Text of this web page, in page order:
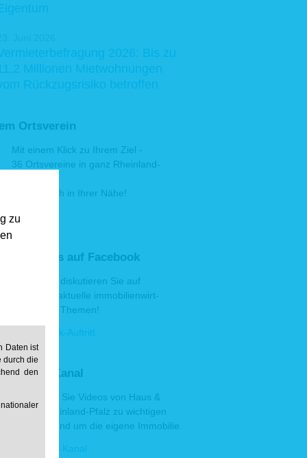
2026: Bis zu
Millionen Mietwohnungen
Rückzugsrisiko betroffen
Ortsverein
Mit einem Klick zu Ihrem Ziel -
36 Ortsvereine in ganz Rheinland-
Grund ist auch in Ihrer Nähe!
Ortsverein
Sie uns auf Facebook
Lesen und disku­tie­ren Sie auf
Facebook aktu­elle immo­bi­lien­wirt­
schaft­liche Themen!
Facebook-Auftritt
Kanal
Hier finden Sie Videos von Haus &
Grund Rheinland-Pfalz zu wichtigen
Themen rund um die eigene Immobilie.
YouTube-Kanal
zu
Daten ist
durch die
den